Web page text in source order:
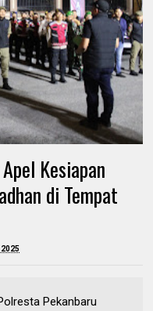
Kesiapan
di Tempat
Pekanbaru